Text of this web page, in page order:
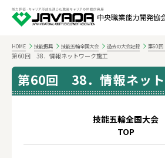
HOME 技能振興 技能五輪全国大会 過去の大会記録 第60
第60回 38．情報ネットワーク施工
第60回 38．情報ネッ
技能五輪全国大会
TOP